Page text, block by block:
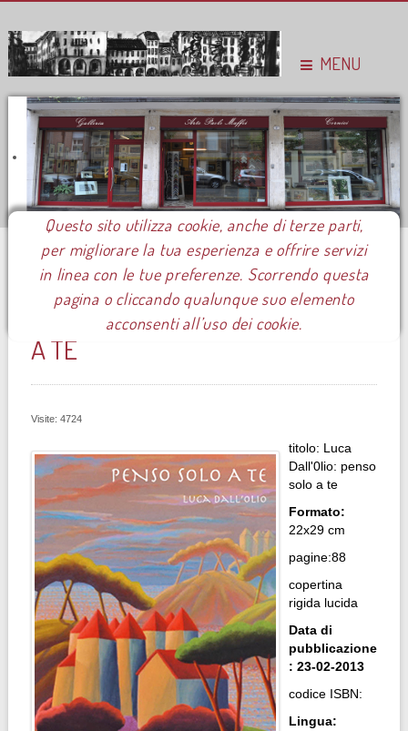
MENU
Questo sito utilizza cookie, anche di terze parti,
per migliorare la tua esperienza e offrire servizi
in linea con le tue preferenze. Scorrendo questa
pagina o cliccando qualunque suo elemento
acconsenti all’uso dei cookie.
Sei qui: Home Pubblicazioni Monografie Luca Dall'Olio
LUCA DALL'0LIO: PENSO SOLO
A TE
Visite: 4724
titolo: Luca
Dall'0lio: penso
solo a te
Formato:
22x29 cm
pagine:88
copertina
rigida lucida
Data di
pubblicazione
: 23-02-2013
codice ISBN:
Lingua: